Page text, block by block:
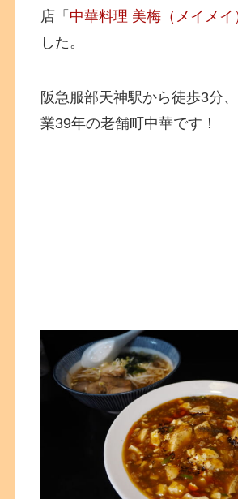
店「 中華料理 美梅（メイメイ
した。
阪急服部天神駅から徒歩3分
業39年の老舗町中華です！